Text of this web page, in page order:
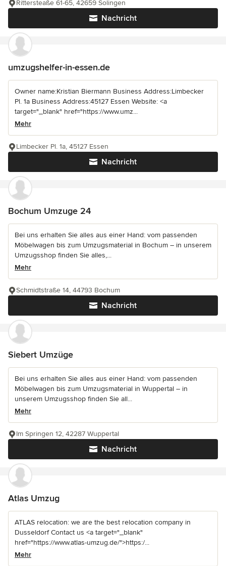
Nachricht
Rittersteaße 61-65, 42659 Solingen
umzugshelfer-in-essen.de
Owner name:Kristian Biermann Business Address:Limbecker
Pl. 1a Business Address:45127 Essen Website: <a
target="_blank" href="https://www.umz...
Mehr
Nachricht
Limbecker Pl. 1a, 45127 Essen
Bochum Umzuge 24
Bei uns erhalten Sie alles aus einer Hand: vom passenden
Möbelwagen bis zum Umzugsmaterial in Bochum – in unserem
Umzugsshop finden Sie alles,...
Mehr
Nachricht
Schmidtstraße 14, 44793 Bochum
Siebert Umzüge
Bei uns erhalten Sie alles aus einer Hand: vom passenden
Möbelwagen bis zum Umzugsmaterial in Wuppertal – in
unserem Umzugsshop finden Sie all...
Mehr
Nachricht
Im Springen 12, 42287 Wuppertal
Atlas Umzug
ATLAS relocation: we are the best relocation company in
Dusseldorf Contact us <a target="_blank"
href="https://www.atlas-umzug.de/">https:/...
Mehr